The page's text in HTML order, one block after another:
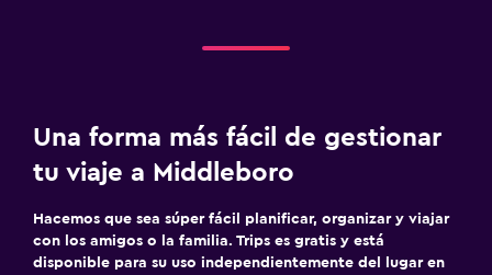
Una forma más fácil de gestionar
tu viaje a Middleboro
Hacemos que sea súper fácil planificar, organizar y viajar
con los amigos o la familia. Trips es gratis y está
disponible para su uso independientemente del lugar en